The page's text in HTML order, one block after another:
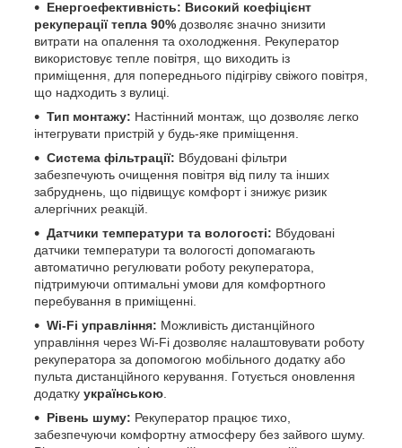
Енергоефективність: Високий коефіцієнт
рекуперації тепла 90% дозволяє значно знизити
витрати на опалення та охолодження. Рекуператор
використовує тепле повітря, що виходить із
приміщення, для попереднього підігріву свіжого повітря,
що надходить з вулиці.
Тип монтажу: Настінний монтаж, що дозволяє легко
інтегрувати пристрій у будь-яке приміщення.
Система фільтрації: Вбудовані фільтри
забезпечують очищення повітря від пилу та інших
забруднень, що підвищує комфорт і знижує ризик
алергічних реакцій.
Датчики температури та вологості: Вбудовані
датчики температури та вологості допомагають
автоматично регулювати роботу рекуператора,
підтримуючи оптимальні умови для комфортного
перебування в приміщенні.
Wi-Fi управління: Можливість дистанційного
управління через Wi-Fi дозволяє налаштовувати роботу
рекуператора за допомогою мобільного додатку або
пульта дистанційного керування. Готується оновлення
додатку українською.
Рівень шуму: Рекуператор працює тихо,
забезпечуючи комфортну атмосферу без зайвого шуму.